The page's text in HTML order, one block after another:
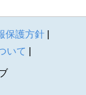
保護方針
いて